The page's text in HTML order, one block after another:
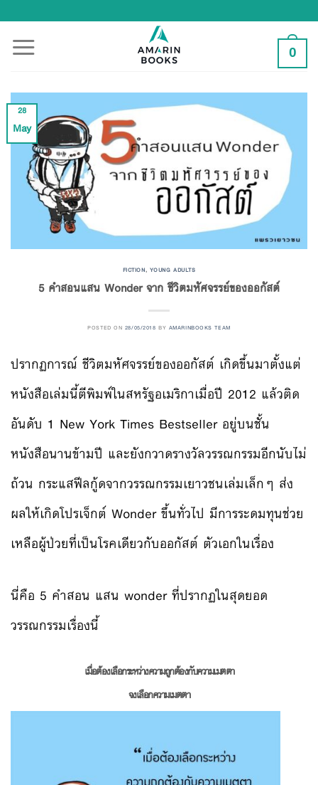
to
content
0
28
May
FICTION, YOUNG ADULTS
5 คำสอนแสน Wonder จาก ชีวิตมหัศจรรย์ของออกัสต์
POSTED ON 28/05/2018 BY AMARINBOOKS TEAM
ปรากฏการณ์ ชีวิตมหัศจรรย์ของออกัสต์ เกิดขึ้นมาตั้งแต่
หนังสือเล่มนี้ตีพิมพ์ในสหรัฐอเมริกาเมื่อปี 2012 แล้วติด
อันดับ 1 New York Times Bestseller อยู่บนชั้น
หนังสือนานข้ามปี และยังกวาดรางวัลวรรณกรรมอีกนับไม่
ถ้วน กระแสฟีลกู้ดจากวรรณกรรมเยาวชนเล่มเล็กๆ ส่ง
ผลให้เกิดโปรเจ็กต์ Wonder ขึ้นทั่วไป มีการระดมทุนช่วย
เหลือผู้ป่วยที่เป็นโรคเดียวกับออกัสต ์ ตัวเอกในเรื่อง
นี่คือ 5 คำสอน แสน wonder ที่ปรากฏในสุดยอด
วรรณกรรมเรื่องนี้
เมื่อต้องเลือกระหว่างความถูกต้องกับความเมตตา
จงเลือกความเมตตา